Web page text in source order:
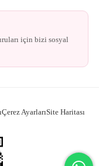
için bizi sosyal
Çerez AyarlarıSite Haritası